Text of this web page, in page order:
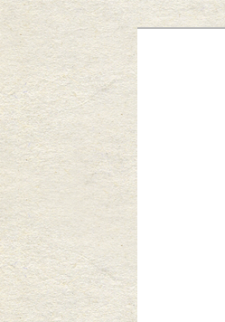
Перейти
к
основному
содержимому